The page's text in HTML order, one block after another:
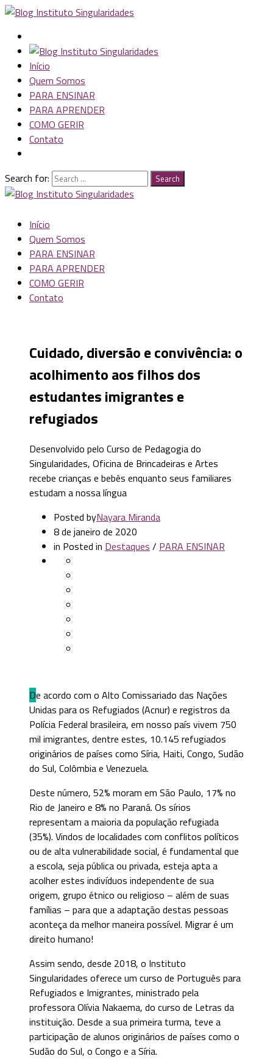
Início
Quem Somos
PARA ENSINAR
PARA APRENDER
COMO GERIR
Contato
Search for: Search
Início
Quem Somos
PARA ENSINAR
PARA APRENDER
COMO GERIR
Contato
Cuidado, diversão e convivência: o
acolhimento aos filhos dos
estudantes imigrantes e
refugiados
Desenvolvido pelo Curso de Pedagogia do
Singularidades, Oficina de Brincadeiras e Artes
recebe crianças e bebês enquanto seus familiares
estudam a nossa língua
Posted byNayara Miranda
8 de janeiro de 2020
in Posted in Destaques / PARA ENSINAR
De acordo com o Alto Comissariado das Nações
Unidas para os Refugiados (Acnur) e registros da
Polícia Federal brasileira, em nosso país vivem 750
mil imigrantes, dentre estes, 10.145 refugiados
originários de países como Síria, Haiti, Congo, Sudão
do Sul, Colômbia e Venezuela.
Deste número, 52% moram em São Paulo, 17% no
Rio de Janeiro e 8% no Paraná. Os sírios
representam a maioria da população refugiada
(35%). Vindos de localidades com conflitos políticos
ou de alta vulnerabilidade social, é fundamental que
a escola, seja pública ou privada, esteja apta a
acolher estes indivíduos independente de sua
origem, grupo étnico ou religioso – além de suas
famílias – para que a adaptação destas pessoas
aconteça da melhor maneira possível. Migrar é um
direito humano!
Assim sendo, desde 2018, o Instituto
Singularidades oferece um curso de Português para
Refugiados e Imigrantes, ministrado pela
professora Olívia Nakaema, do curso de Letras da
instituição. Desde a sua primeira turma, teve a
participação de alunos originários de países como o
Sudão do Sul, o Congo e a Síria.